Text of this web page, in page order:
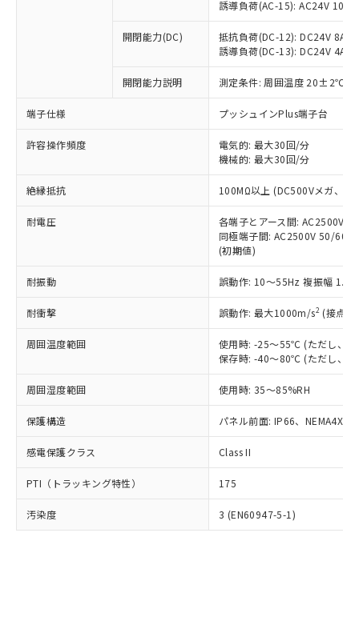
誘導負荷(AC-15): AC24V
開閉能力(DC)
抵抗負荷(DC-12): DC24V 8A/
誘導負荷(DC-13): DC24V 4A/
開閉能力説明 測定条件: 周囲温度 20±2℃、
端子仕様 プッシュインPlus端子台
許容操作頻度
電気的: 最大30回/分
機械的: 最大30回/分
絶縁抵抗 100MΩ以上 (DC500Vメガ、点
耐電圧
各端子とアース間: AC2500V
同極端子間: AC2500V 50/
(初期値)
耐振動 誤動作: 10～55Hz 複振幅
耐衝撃 誤動作: 最大1000m/s2 (接点
周囲温度範囲
使用時: -25～55℃ (ただし、氷
保存時: -40～80℃ (ただし、氷
周囲湿度範囲 使用時: 35～85%RH
保護構造 パネル前面: IP66、NEMA4X,
感電保護クラス Class II
PTI（トラッキング特性） 175
汚染度 3 (EN60947-5-1)
本サービスの対象外となる商品もある
在庫状況および標準価格照会結果は、
記載している更新日時点での社内デー
タに基づき作成されるものであり、閲
覧された時点での実際の在庫および標
準価格とは異なる場合があることをご
正式な納期状況および標準価格はお客
様のお取引先、またはお客様担当のオ
ムロン制御機器販売店・当社販売員に
販売ネットワーク
」をご確認
在庫状況および標準価格結果を当社の
事前の承諾なく第三者に漏洩または開
示しないようお願いします。
マイパーツ機能（部品リスト作成サー
ビス）をご利用いただくには、I-Web
メンバーズにご登録されている必要が
登録された部品リストについて、当社
および当社の共同利用者が、当社の製
品・サービスに関するお客様との取
引・商談に必要な範囲で利用すること
※当社の共同利用者とは、"個人情報
の「1.共同利
用者の範囲」に記載されている法人を
指します。
いたものが、含有品と判明した場合などや
むを得ず変更することがあります。
鉛(Pb) 1000ppm以下、 水銀(Hg) 1000ppm以下、 カド
類(PBB) 1000ppm以下、ポリ臭化ジフェニルエーテル類
(PBDE) 1000ppm以下、フタル酸ビス(2-エチルヘキシ
ル) (DEHP)(別名：DOP) 1000ppm以下、フタル酸ブチ
ルベンジル（BBP） 1000ppm以下、フタル酸ジブチル
（DBP） 1000ppm以下、フタル酸ジイソブチル
但し、RoHS指令で産業用監視および制御機器に対する
図的な使用がないことを確認しています。
部品在庫の切り替え状況などにより、予定
月が前後することがあります。
※3 非含有証明書ダウンロード
下記の非含有証明書をダウンロードするこ
EU RoHS指令（10物質）の非含有証明書
51物質の非含有証明書（当社基準）
※本証明書は発行日時点で非含有を証明す
るもので、過去に遡って非含有を証明する
基準値を超えていることを示します。
「－」：未確認です。当社販売部門へお問
*中国RoHS10物質の基準値 (GB/T26572)：
Pb(鉛) :1000ppm、 Hg(水銀) : 1000ppm、 Cd(カドミウ
ム) : 100ppm、
Cr(Ⅵ)(六価クロム) : 1000ppm、 PBBs(ポリ臭化ビフェ
ニル類) : 1000ppm、 PBDEs(ポリ臭化ジフェニルエーテ
ル類) : 1000ppm、
DBP(フタル酸ジブチル) : 1000ppm、 DIBP(フタル酸ジ
イソブチル) : 1000ppm、 BBP(フタル酸ブチルベンジ
DEHP(フタル酸ビス(2-エチルヘキシル)) : 1000ppm
準値以下であることを示します。
「10」：通常の使用状況下において有害物
質が外部に漏えいし、環境に深刻な影響を
及ぼさない年数を意味します。
「－」：未確認です。当社販売部門へお問
当社は、これら貴社製品のうち、外国
為替および外国貿易法に定める商品
（以下｢規制貨物等」という）を輸出
国政府の輸出許可(または役務取引許
可)を取得するなどの必要な手続きを
当社は規制貨物を破棄する場合は、完
全に破砕するなど、違法に輸出されな
いよう必要な手段を講じます。
当社は貴社製品を、核兵器、ミサイ
ル、化学兵器、生物兵器またはその他
武器並びにこれらの製造装置等に一切
当社は、貴社製品を第三者に販売する
場合は、上記1、2および3の内容を当
該第三者に通知します。また当社は、
販売先および販売に係わる関係者が違
法に輸出するおそれがある場合は、取
り引きをいたしません。
説明
一定数以上の在庫あり
一定数には満たないが在庫あり
在庫なし(最新の在庫状況につ
いては、お客様のお取引先、ま
たはお客様担当のオムロン制御
機器販売店・当社販売員にご確
受注生産機種、また在庫状況の
情報を公開していない機種